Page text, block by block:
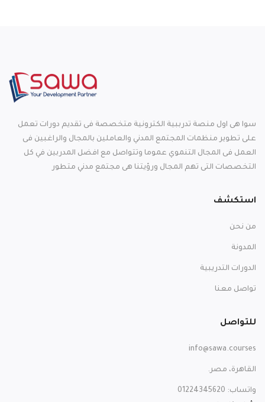
سوا هى اول منصة تدرببية الكترونية متخصصة فى تقديم دورات تعمل
على تطوير منظمات المجتمع المدني والعاملين بالمجال والراغبين فى
العمل فى المجال التنموي عموما وتتواصل مع افضل المدربين في كل
التخصصات التى تهم المجال ورؤيتنا هى مجتمع مدني متطور
استكشف
من نحن
المدونة
الدورات التدريبية
تواصل معنا
للتواصل
info@sawa.courses
القاهرة، مصر.
واتساب: 01224345620